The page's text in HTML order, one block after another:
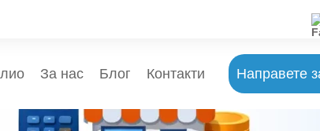
За нас Блог Контакти Направете